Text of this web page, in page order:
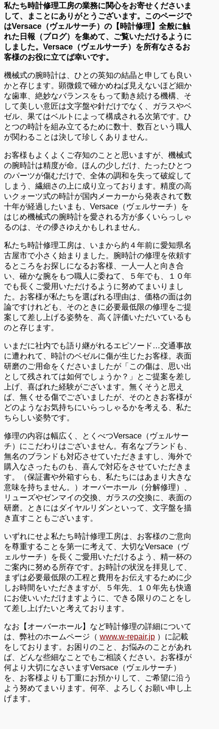
私たち時計修理工房の業務に関心をお寄せくださいま
して、まことにありがとうございます。このページで
はVersace（ヴェルサーチ）の【時計修理】全般に触
れた日報（ブログ）を集めて、ご覧いただけるように
しました。Versace（ヴェルサーチ）を所有なさるお
客様のお役に立てば幸いです。
機械式の腕時計は、ひとの英知の結晶と申しても良い
かと存じます。顕微鏡で確かめねば見えないほど細か
な歯車、絶妙なバランスをもって動き続ける機構、そ
して美しい意匠は文字盤や針だけでなく、ガラスやベ
ゼル、果てはベルトによって構成される次第です。ひ
とつの時計を組み立てるために数十、数百という職人
が関わることは決して珍しくありません。
お客様もよくよくご存知のことと思いますが、機械式
の腕時計は精度が命。ほんの少しだけ、たったひとつ
のパーツが傷むだけで、全体の調和を失って破綻して
しまう、繊細さの上に成り立っております。精度の高
いクォーツ式の時計が国内メーカーから発表されて数
十年が経過したいまも、Versace（ヴェルサーチ）を
はじめ機械式の腕時計を愛される方が多くいらっしゃ
るのは、その儚さゆえかもしれません。
私たち時計修理工房は、いまから約４年前に愛知県名
古屋市で小さく始まりました。腕時計の修理を依頼す
るところをお探しになるお客様、一人一人と向き合
い、確かな腕をもつ職人に委ねて、５年でも、１０年
でも長くご愛用いただけるように努めてまいりまし
た。お客様が私たちを選ばれる理由は、価格の面は勿
論ですけれども、そのときに必要最低限の修理をご提
案して差し上げる姿勢を、高く評価いただいているも
のと存じます。
いまだに社内でも語り継がれるエピソード…交通事故
に遭われて、時計のベゼルに傷が生じたお客様。表面
研磨のご用命をくださいましたが「この傷は、思い出
として残されては如何でしょうか？」とご提案を差し
上げ、喜ばれた経験がございます。無くそうと思え
ば、無くせる傷でございましたが、そのときお客様が
どのようなお気持ちにいらっしゃるかを考える、私た
ちらしい姿勢です。
修理の内容は幅広く、とくべつVersace（ヴェルサー
チ）にこだわりはございません。有名なブランドも、
無名のブランドも対応させていただきますし、海外で
購入なさったものも、喜んで対応をさせていただきま
す。（保証書や外箱すらも、私たちにはあまり大きな
意味を持ちません。）オーバーホール（分解修理）、
リューズやゼンマイの交換、ガラスの交換に、表面の
研磨。ときにはダイヤルリダンといって、文字盤を描
き直すこともございます。
いずれにせよ私たち時計修理工房は、お客様のご意向
を尊重することを第一に考えて、大切なVersace（ヴ
ェルサーチ）を長くご愛用いただけるよう、精一杯の
ご案内に努める所存です。お時計の状況を拝見して、
まずは必要最低限の工程と費用をお伝えするために少
しお時間をいただきますが、５年先、１０年先も快適
にお使いいただけますように、できる限りのことをし
て差し上げたいと考えております。
なお【オーバーホール】など時計修理の詳細について
は、弊社のホームページ（ www.w-repair.jp ）に記載
をしております。お困りのこと、お悩みのことがあれ
ば、どんな些細なことでもご相談ください。お客様が
何より大切になさいますVersace（ヴェルサーチ）
を、お客様よりも丁重にお預かりして、ご希望に沿う
よう努めてまいります。何卒、よろしくお願い申し上
げます。